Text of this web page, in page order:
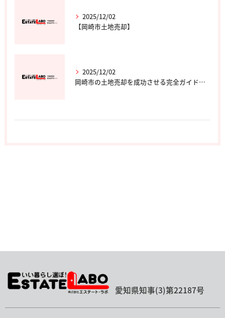
2025/12/02
【岡崎市土地売却】
2025/12/02
岡崎市の土地売却を成功させる完全ガイド｜エステート・ラボ
愛知県知事(3)第22187号